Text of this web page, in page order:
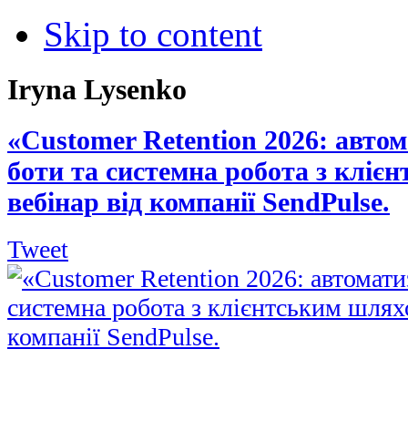
Skip to content
Iryna Lysenko
«Customer Retention 2026:
боти та системна робота з
вебінар від компанії SendPulse.
Tweet